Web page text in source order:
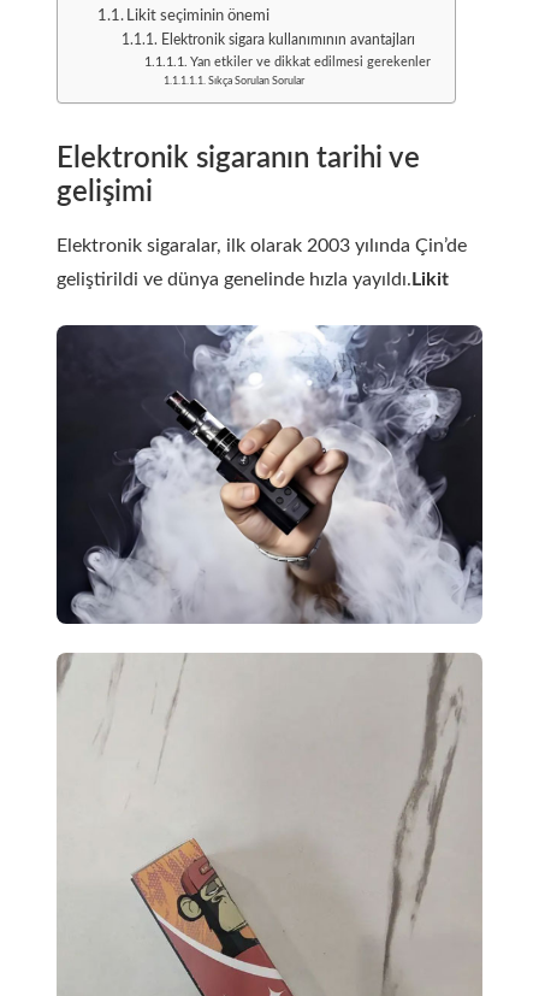
Likit seçiminin önemi
Elektronik sigara kullanımının avantajları
Yan etkiler ve dikkat edilmesi gerekenler
Sıkça Sorulan Sorular
Elektronik sigaranın tarihi ve
gelişimi
Elektronik sigaralar, ilk olarak 2003 yılında Çin’de
geliştirildi ve dünya genelinde hızla yayıldı. Likit